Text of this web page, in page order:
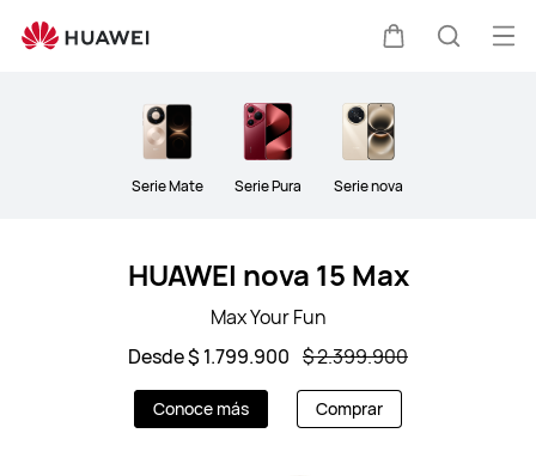
Phones
Serie Mate Serie Pura Serie nova
HUAWEI nova 15 Max
Max Your Fun
Desde $ 1.799.900 $ 2.399.900
Conoce más Comprar